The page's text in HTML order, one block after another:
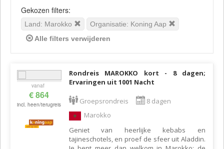
Gekozen filters:
Land: Marokko
Organisatie: Koning Aap
Alle filters verwijderen
vanaf
€ 864
incl. heen/terugreis
Rondreis MAROKKO kort - 8 dagen;
Ervaringen uit 1001 Nacht
Groepsrondreis
8 dagen
Marokko
Geniet van heerlijke kebabs en
tajineschotels, en proef de sfeer uit Aladdin.